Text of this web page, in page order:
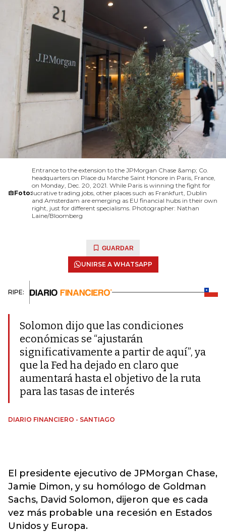
Foto:
Entrance to the extension to the JPMorgan Chase &amp; Co.
headquarters on Place du Marche Saint Honore in Paris, France,
on Monday, Dec. 20, 2021. While Paris is winning the fight for
lucrative trading jobs, other places such as Frankfurt, Dublin
and Amsterdam are emerging as EU financial hubs in their own
right, just for different specialisms. Photographer: Nathan
Laine/Bloomberg
GUARDAR
UNIRSE A WHATSAPP
RIPE:
Solomon dijo que las condiciones
económicas se “ajustarán
significativamente a partir de aquí”, ya
que la Fed ha dejado en claro que
aumentará hasta el objetivo de la ruta
para las tasas de interés
DIARIO FINANCIERO - SANTIAGO
El presidente ejecutivo de JPMorgan Chase,
Jamie Dimon, y su homólogo de Goldman
Sachs, David Solomon, dijeron que es cada
vez más probable una recesión en Estados
Unidos y Europa.